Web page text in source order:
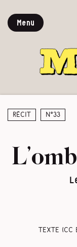
Menu
Récit N°33
Texte (CC